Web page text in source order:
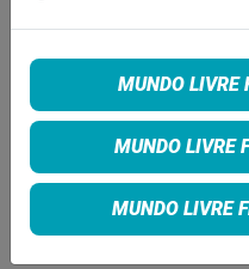
Share on Twitter
Share on Google+
MUNDO
MUNDO LIVRE
MUNDO LIVRE